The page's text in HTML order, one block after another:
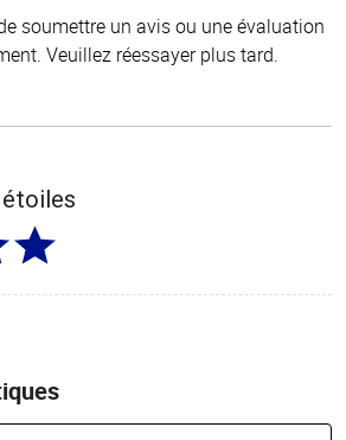
soumettre un avis ou une évaluation
Veuillez réessayer plus tard.